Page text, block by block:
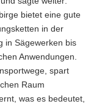
bietet eine gute
in der
in Sägewerken bis
Anwendungen.
spart
Raum
was es bedeutet,